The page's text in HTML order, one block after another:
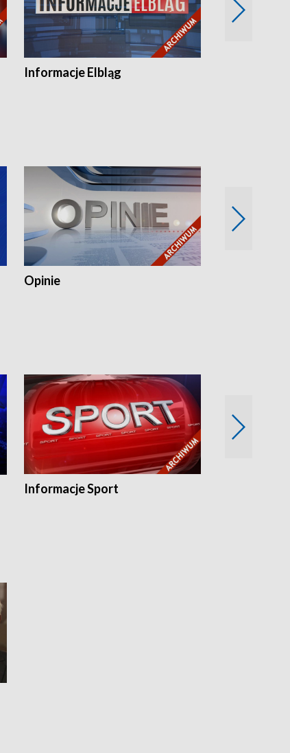
Informacje Elbląg
Opinie
Informacje Sport